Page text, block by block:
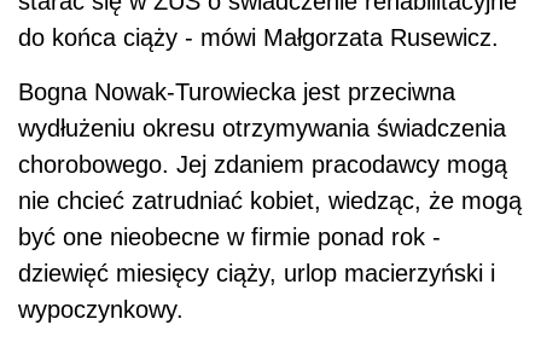
do końca ciąży - mówi Małgorzata Rusewicz.
Bogna Nowak-Turowiecka jest przeciwna
wydłużeniu okresu otrzymywania świadczenia
chorobowego. Jej zdaniem pracodawcy mogą
nie chcieć zatrudniać kobiet, wiedząc, że mogą
być one nieobecne w firmie ponad rok -
dziewięć miesięcy ciąży, urlop macierzyński i
wypoczynkowy.